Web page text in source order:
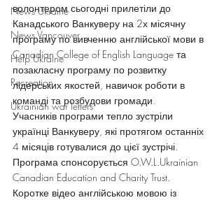
News Ukraine
News Vancouver
Help Ukraine
Recreation
Ukrainian war letters
волонтером сьогодні прилетіли до
Канадського Ванкуверу на 2х місячну
програму по вивченню англійської мови в
Canadian College of English Language та
позакласну програму по розвитку
лідерських якостей, навичок роботи в
команді та розбудови громади.
Учасників програми тепло зустріли
українці Ванкуверу, які протягом останніх
4 місяців готувалися до цієї зустрічі.
Програма спонсорується O.W.L.Ukrainian
Canadian Education and Charity Trust.
Коротке відео англійською мовою із